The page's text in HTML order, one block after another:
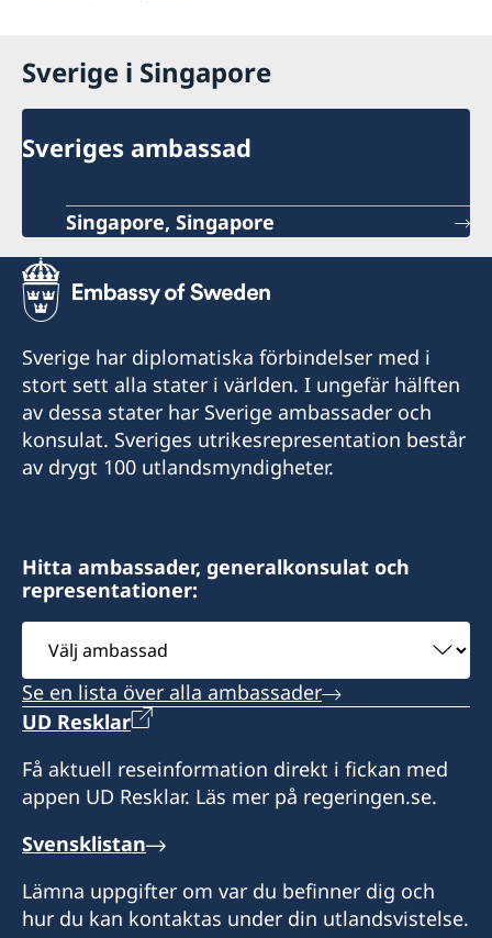
Sverige i Singapore
Sveriges ambassad
Singapore, Singapore
Sverige har diplomatiska förbindelser med i
stort sett alla stater i världen. I ungefär hälften
av dessa stater har Sverige ambassader och
konsulat. Sveriges utrikesrepresentation består
av drygt 100 utlandsmyndigheter.
Hitta ambassader, generalkonsulat och
representationer:
ambassad
Se en lista över alla ambassader
UD Resklar
Få aktuell reseinformation direkt i fickan med
appen UD Resklar. Läs mer på regeringen.se.
Svensklistan
Lämna uppgifter om var du befinner dig och
hur du kan kontaktas under din utlandsvistelse.